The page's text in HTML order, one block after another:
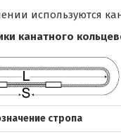
используются
канатного
стропа